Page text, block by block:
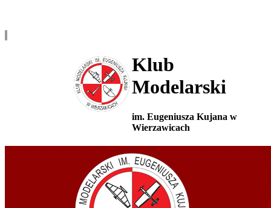
Klub
Modelarski
im. Eugeniusza Kujana w
Wierzawicach